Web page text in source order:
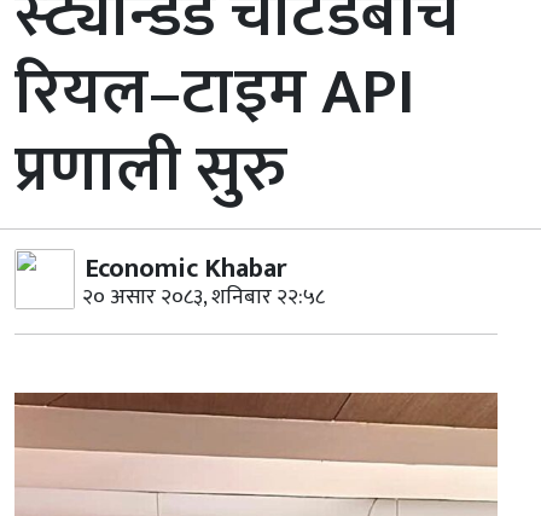
रियल–टाइम API
प्रणाली सुरु
Economic Khabar
२० असार २०८३, शनिबार २२:५८